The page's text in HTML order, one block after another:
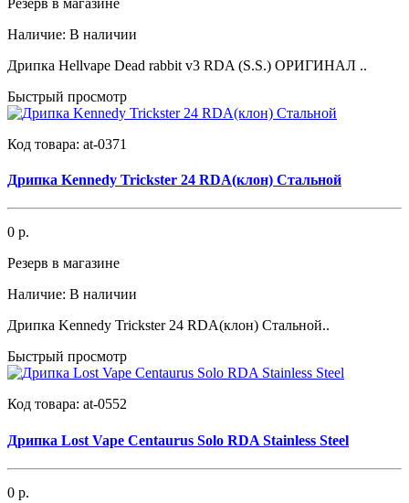
Наличие: В наличии
Дрипка Hellvape Dead rabbit v3 RDA (S.S.) ОРИГИНАЛ ..
Быстрый просмотр
Код товара: at-0371
Дрипка Kennedy Trickster 24 RDA(клон) Стальной
0 р.
Резерв в магазине
Наличие: В наличии
Дрипка Kennedy Trickster 24 RDA(клон) Стальной..
Быстрый просмотр
Код товара: at-0552
Дрипка Lost Vape Centaurus Solo RDA Stainless Steel
0 р.